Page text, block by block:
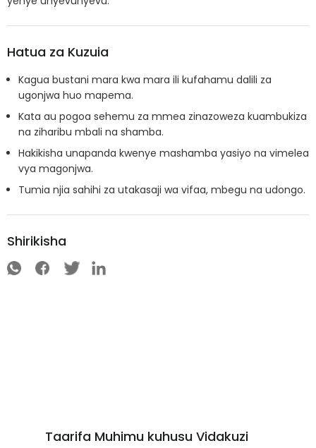
Hatua za Kuzuia
Kagua bustani mara kwa mara ili kufahamu dalili za
ugonjwa huo mapema.
Kata au pogoa sehemu za mmea zinazoweza kuambukiza
na ziharibu mbali na shamba.
Hakikisha unapanda kwenye mashamba yasiyo na vimelea
vya magonjwa.
Tumia njia sahihi za utakasaji wa vifaa, mbegu na udongo.
Shirikisha
Taarifa Muhimu kuhusu Vidakuzi